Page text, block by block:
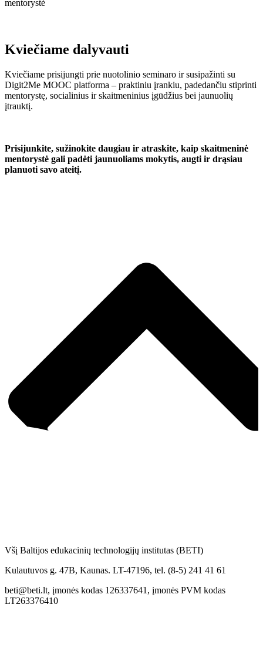
mentorystė
Kviečiame dalyvauti
Kviečiame prisijungti prie nuotolinio seminaro ir susipažinti su
Digit2Me MOOC platforma – praktiniu įrankiu, padedančiu stiprinti
mentorystę, socialinius ir skaitmeninius įgūdžius bei jaunuolių
įtrauktį.
Prisijunkite, sužinokite daugiau ir atraskite, kaip skaitmeninė
mentorystė gali padėti jaunuoliams mokytis, augti ir drąsiau
planuoti savo ateitį.
Všį Baltijos edukacinių technologijų institutas (BETI)
Kulautuvos g. 47B, Kaunas. LT-47196, tel. (8-5) 241 41 61
beti@beti.lt, įmonės kodas 126337641, įmonės PVM kodas
LT263376410